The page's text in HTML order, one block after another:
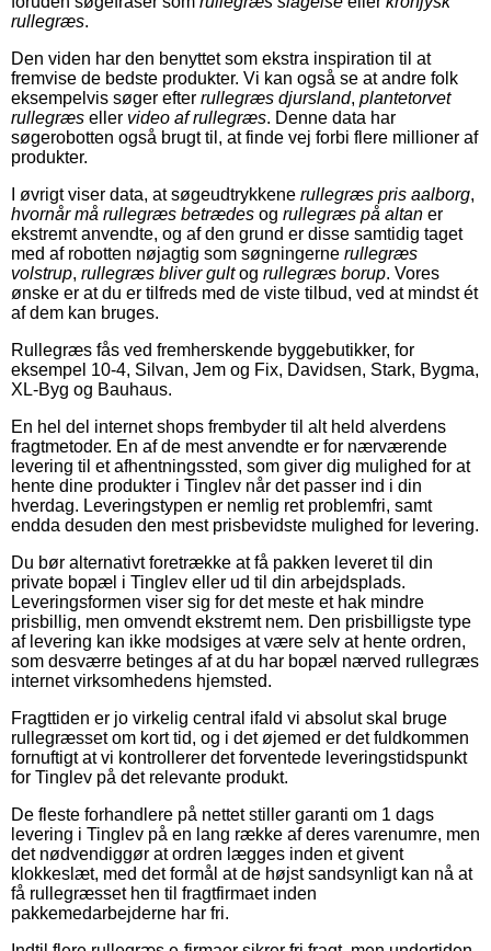
rullegræs.
Den viden har den benyttet som ekstra inspiration til at
fremvise de bedste produkter. Vi kan også se at andre folk
eksempelvis søger efter rullegræs djursland, plantetorvet
rullegræs eller video af rullegræs. Denne data har
søgerobotten også brugt til, at finde vej forbi flere millioner af
produkter.
I øvrigt viser data, at søgeudtrykkene rullegræs pris aalborg,
hvornår må rullegræs betrædes og rullegræs på altan er
ekstremt anvendte, og af den grund er disse samtidig taget
med af robotten nøjagtig som søgningerne rullegræs
volstrup, rullegræs bliver gultog rullegræs borup. Vores
ønske er at du er tilfreds med de viste tilbud, ved at mindst ét
af dem kan bruges.
Rullegræs fås ved fremherskende byggebutikker, for
eksempel 10-4, Silvan, Jem og Fix, Davidsen, Stark, Bygma,
XL-Byg og Bauhaus.
En hel del internet shops frembyder til alt held alverdens
fragtmetoder. En af de mest anvendte er for nærværende
levering til et afhentningssted, som giver dig mulighed for at
hente dine produkter i Tinglev når det passer ind i din
hverdag. Leveringstypen er nemlig ret problemfri, samt
endda desuden den mest prisbevidste mulighed for levering.
Du bør alternativt foretrække at få pakken leveret til din
private bopæl i Tinglev eller ud til din arbejdsplads.
Leveringsformen viser sig for det meste et hak mindre
prisbillig, men omvendt ekstremt nem. Den prisbilligste type
af levering kan ikke modsiges at være selv at hente ordren,
som desværre betinges af at du har bopæl nærved rullegræs
internet virksomhedens hjemsted.
Fragttiden er jo virkelig central ifald vi absolut skal bruge
rullegræsset om kort tid, og i det øjemed er det fuldkommen
fornuftigt at vi kontrollerer det forventede leveringstidspunkt
for Tinglev på det relevante produkt.
De fleste forhandlere på nettet stiller garanti om 1 dags
levering i Tinglev på en lang række af deres varenumre, men
det nødvendiggør at ordren lægges inden et givent
klokkeslæt, med det formål at de højst sandsynligt kan nå at
få rullegræsset hen til fragtfirmaet inden
pakkemedarbejderne har fri.